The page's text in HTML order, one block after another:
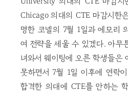
Chicago 의대의 CTE 마감시한
명한 코넬의 7월 1일과 에모리
여 전략을 세울 수 있겠다. 아무
녀와서 웨이팅에 오른 학생들은
못하면서 7월 1일 이후에 연락
합격한 의대에 CTE를 안하는